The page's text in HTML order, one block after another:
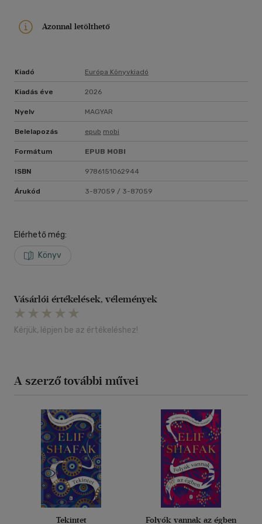
Azonnal letölthető
Kiadó Európa Könyvkiadó
Kiadás éve 2026
Nyelv MAGYAR
Belelapozás epub mobi
Formátum EPUB MOBI
ISBN 9786151062944
Árukód 3-87059 / 3-87059
Elérhető még:
Könyv
Vásárlói értékelések, vélemények
Kérjük, lépjen be az értékeléshez!
A szerző további művei
Tekintet Folyók vannak az égben